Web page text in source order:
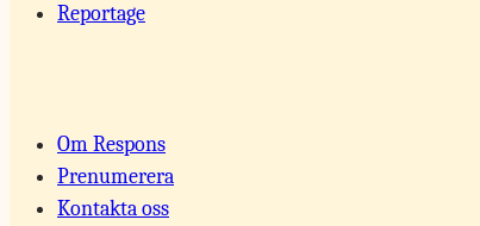
Reportage
Om Respons
Prenumerera
Kontakta oss